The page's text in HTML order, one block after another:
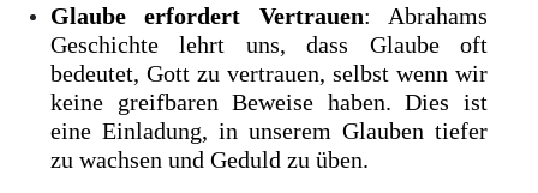
Glaube erfordert Vertrauen: Abrahams
Geschichte lehrt uns, dass Glaube oft
bedeutet, Gott zu vertrauen, selbst wenn wir
keine greifbaren Beweise haben. Dies ist
eine Einladung, in unserem Glauben tiefer
zu wachsen und Geduld zu üben.